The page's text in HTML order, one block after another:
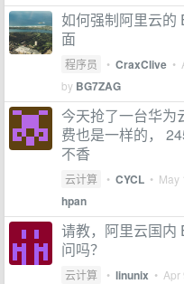
如何强制阿里云的
面
程序员 • CraxClive •
by BG7ZAG
今天抢了一台华为
费也是一样的，
不香
云计算 • CYCL • May
hpan
请教，阿里云国内
问吗？
云计算 • linunix • Apr